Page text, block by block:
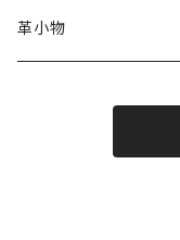
ミニバッグ
革小物
名刺入れ・カードケース